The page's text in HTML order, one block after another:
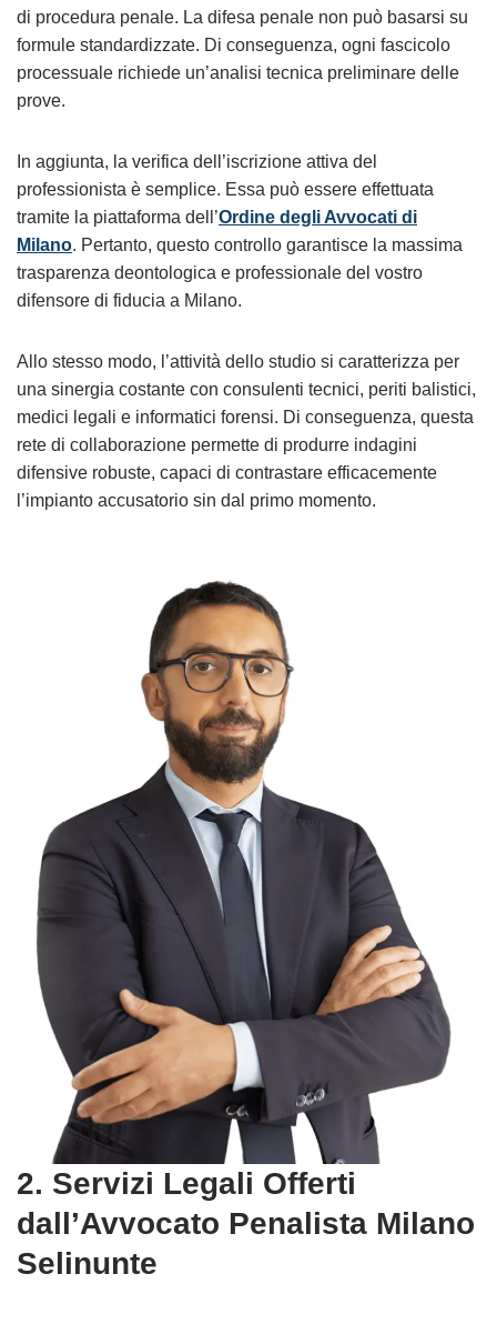
di procedura penale. La difesa penale non può basarsi su
formule standardizzate. Di conseguenza, ogni fascicolo
processuale richiede un’analisi tecnica preliminare delle
prove.
In aggiunta, la verifica dell’iscrizione attiva del
professionista è semplice. Essa può essere effettuata
tramite la piattaforma dell’Ordine degli Avvocati di
Milano. Pertanto, questo controllo garantisce la massima
trasparenza deontologica e professionale del vostro
difensore di fiducia a Milano.
Allo stesso modo, l’attività dello studio si caratterizza per
una sinergia costante con consulenti tecnici, periti balistici,
medici legali e informatici forensi. Di conseguenza, questa
rete di collaborazione permette di produrre indagini
difensive robuste, capaci di contrastare efficacemente
l’impianto accusatorio sin dal primo momento.
2. Servizi Legali Offerti
dall’Avvocato Penalista Milano
Selinunte